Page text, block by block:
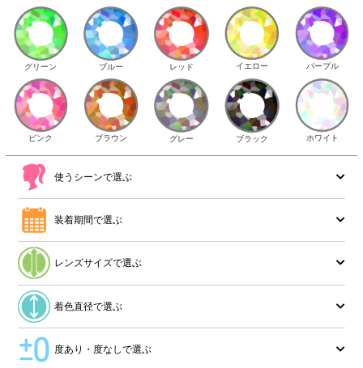
グリーン ブルー レッド イエロー パープル
ピンク ブラウン グレー ブラック ホワイト
使うシーンで選ぶ
装着期間で選ぶ
レンズサイズで選ぶ
着色直径で選ぶ
度あり・度なしで選ぶ